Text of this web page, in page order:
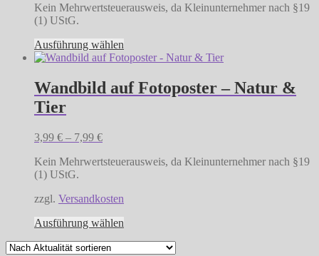
Kein Mehrwertsteuerausweis, da Kleinunternehmer nach §19
(1) UStG.
Ausführung wählen
Produkt
mehrere
Varianten
auf
Wandbild auf Fotoposter – Natur &
Tier
3,99 € – 7,99 €
Kein Mehrwertsteuerausweis, da Kleinunternehmer nach §19
(1) UStG.
zzgl. Versandkosten
Ausführung wählen